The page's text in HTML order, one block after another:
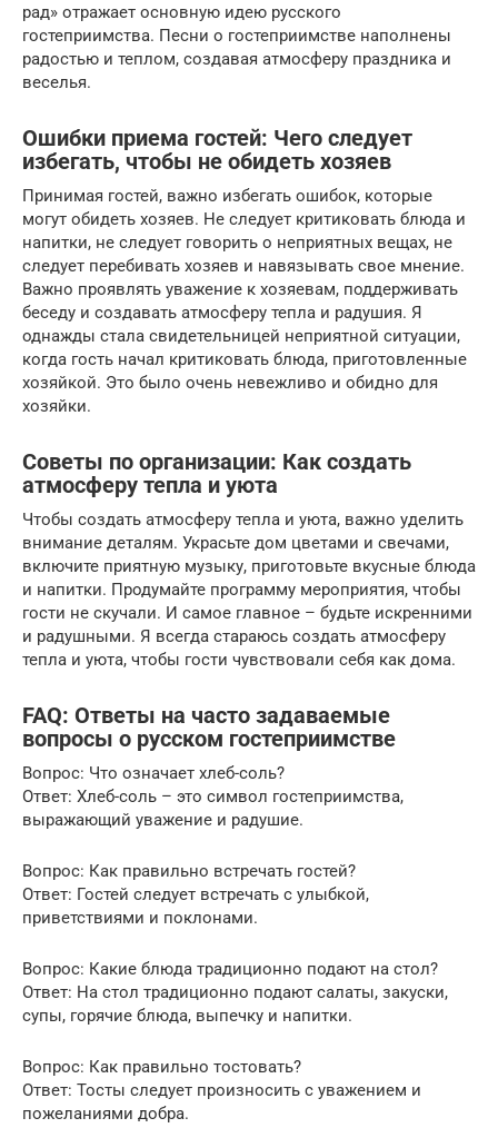
рад» отражает основную идею русского
гостеприимства. Песни о гостеприимстве наполнены
радостью и теплом, создавая атмосферу праздника и
веселья.
Ошибки приема гостей: Чего следует
избегать, чтобы не обидеть хозяев
Принимая гостей, важно избегать ошибок, которые
могут обидеть хозяев. Не следует критиковать блюда и
напитки, не следует говорить о неприятных вещах, не
следует перебивать хозяев и навязывать свое мнение.
Важно проявлять уважение к хозяевам, поддерживать
беседу и создавать атмосферу тепла и радушия. Я
однажды стала свидетельницей неприятной ситуации,
когда гость начал критиковать блюда, приготовленные
хозяйкой. Это было очень невежливо и обидно для
хозяйки.
Советы по организации: Как создать
атмосферу тепла и уюта
Чтобы создать атмосферу тепла и уюта, важно уделить
внимание деталям. Украсьте дом цветами и свечами,
включите приятную музыку, приготовьте вкусные блюда
и напитки. Продумайте программу мероприятия, чтобы
гости не скучали. И самое главное – будьте искренними
и радушными. Я всегда стараюсь создать атмосферу
тепла и уюта, чтобы гости чувствовали себя как дома.
FAQ: Ответы на часто задаваемые
вопросы о русском гостеприимстве
Вопрос: Что означает хлеб-соль?
Ответ: Хлеб-соль – это символ гостеприимства,
выражающий уважение и радушие.
Вопрос: Как правильно встречать гостей?
Ответ: Гостей следует встречать с улыбкой,
приветствиями и поклонами.
Вопрос: Какие блюда традиционно подают на стол?
Ответ: На стол традиционно подают салаты, закуски,
супы, горячие блюда, выпечку и напитки.
Вопрос: Как правильно тостовать?
Ответ: Тосты следует произносить с уважением и
пожеланиями добра.